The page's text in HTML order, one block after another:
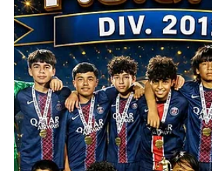
EL INFORMADOR DEL VALLE
5 min de lectura
Deportes
Roach Jr. y Zepeda disputarán
peso ligero
Roach Jr. y Zepeda disputarán título